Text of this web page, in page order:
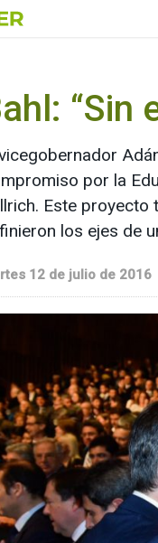
“Sin
por la
Este proyecto
los ejes de
12 de julio de 2016